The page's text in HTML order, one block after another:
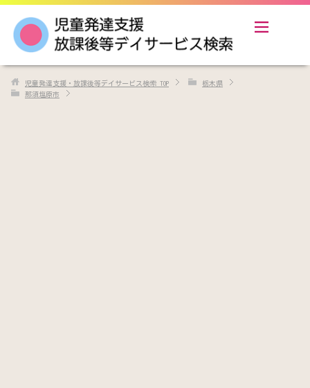
児童発達支援・放課後等デイサービス検索 TOP
栃木県
那須塩原市